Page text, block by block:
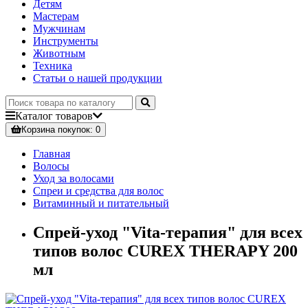
Детям
Мастерам
Мужчинам
Инструменты
Животным
Техника
Статьи о нашей продукции
Каталог товаров
Корзинапокупок: 0
Главная
Волосы
Уход за волосами
Спреи и средства для волос
Витаминный и питательный
Спрей-уход "Vita-терапия" для всех
типов волос CUREX THERAPY 200
мл